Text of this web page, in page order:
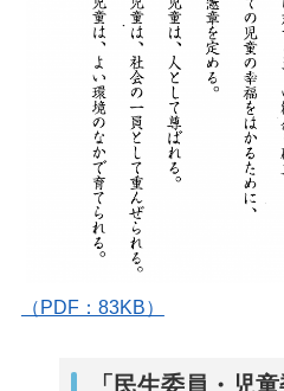
（PDF：83KB）
「民生委員・児